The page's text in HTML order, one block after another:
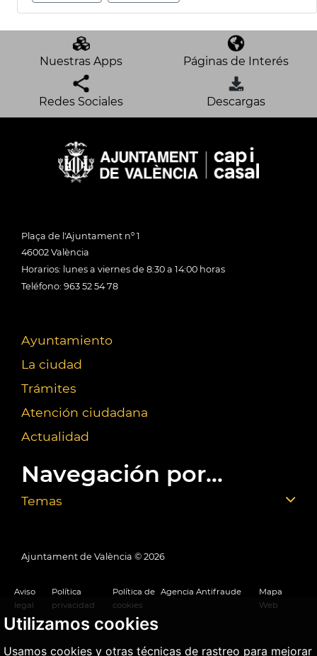
Utilizamos cookies
Usamos cookies y otras técnicas de rastreo para mejorar
Nuestras Apps Páginas de Interés
Redes Sociales Descargas
Plaça de l'Ajuntament nº 1
46002 València
Horarios: lunes a viernes de 8:30 a 14:00 horas
Teléfono: 963 52 54 78
Ayuntamiento
La ciudad
Trámites
Atención ciudadana
Actualidad
Navegación por...
Temas
Ajuntament de València © 2026
Aviso
legal
Política
privacidad
Política de
cookies
Agencia Antifraude
Mapa
Web